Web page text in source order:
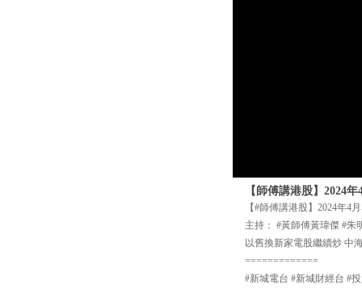
【師傅講港股】2024
【#師傅講港股】2024年4
主持： #黃師傅黃瑋傑 #朱
以舊換新家電股繼續炒 中
=============
#新城電台 #新城財經台 #